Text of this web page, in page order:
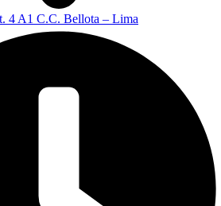
4 A1 C.C. Bellota – Lima